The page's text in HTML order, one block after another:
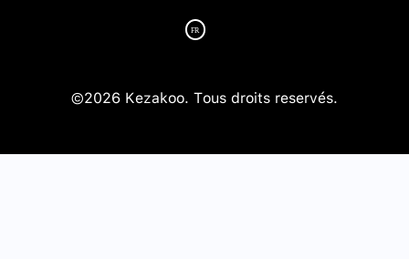
©2026 Kezakoo. Tous droits reservés.